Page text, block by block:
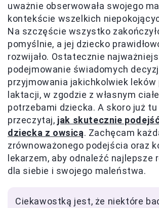
uważnie obserwowała swojego
kontekście wszelkich
Na szczęście wszystko
pomyślnie, a jej dziecko
rozwijało. Ostatecznie
podejmowanie świadomych
przyjmowania jakichkolwiek leków
laktacji, w zgodzie z własnym
potrzebami dziecka. A skoro już tu
przeczytaj, jak skutecznie
dziecka z owsicą. Zachęcam
zrównoważonego podejścia oraz
lekarzem, aby odnaleźć najlepsze
dla siebie i swojego maleństwa.
Ciekawostką jest, że niektóre